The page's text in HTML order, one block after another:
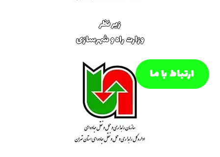
ارتباط با ما
زیر نظر
وزارت راه و شهرسازی